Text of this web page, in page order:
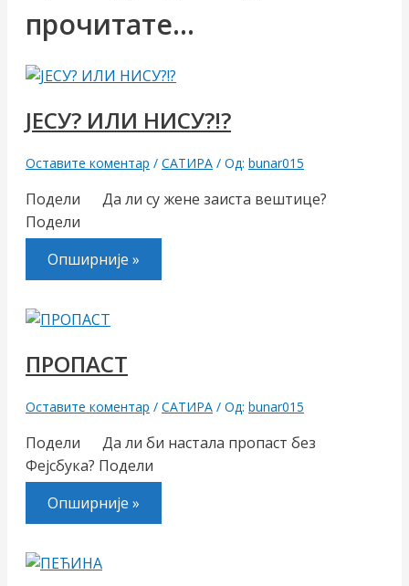
прочитате...
ЈЕСУ? ИЛИ НИСУ?!?
Оставите коментар / САТИРА / Од: bunar015
Подели Да ли су жене заиста вештице?
Подели
Опширније »
ПРОПАСТ
Оставите коментар / САТИРА / Од: bunar015
Подели Да ли би настала пропаст без
Фејсбука? Подели
Опширније »